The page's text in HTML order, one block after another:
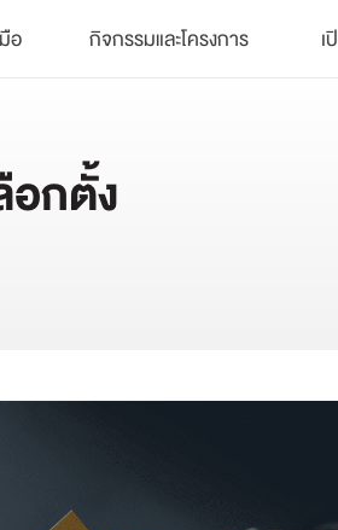
อ กิจกรรมและโครงการ
อกตั้ง